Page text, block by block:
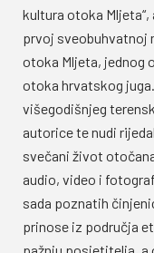
kultura otoka
prvoj sveobuhvatnoj
otoka Mljeta, jednog
otoka hrvatskog
višegodišnjeg
autorice te nudi
svečani život
audio, video i
sada poznatih
prinose iz područja